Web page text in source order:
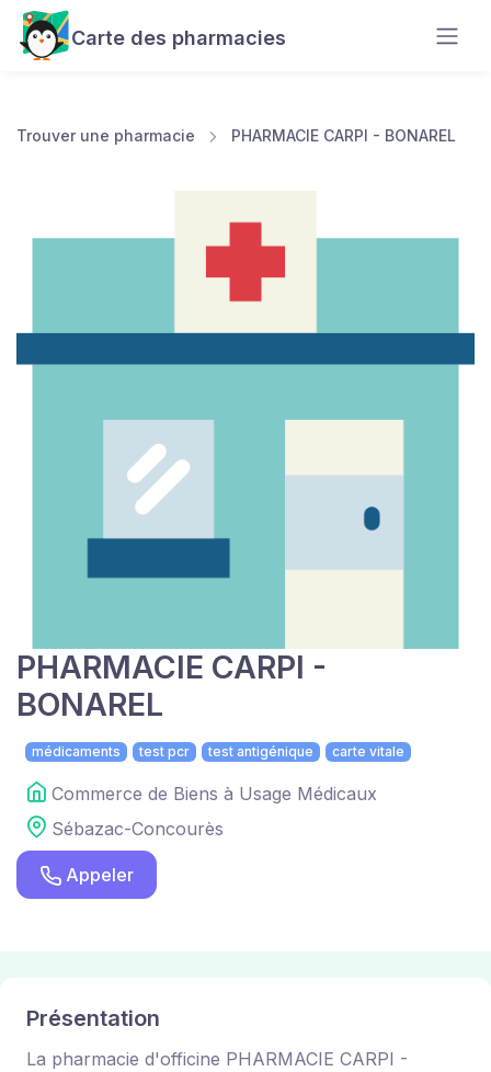
Carte des pharmacies
Trouver une pharmacie PHARMACIE CARPI - BONAREL
PHARMACIE CARPI -
BONAREL
médicaments test pcr test antigénique carte vitale
Commerce de Biens à Usage Médicaux
Sébazac-Concourès
Appeler
Présentation
La pharmacie d'officine PHARMACIE CARPI -